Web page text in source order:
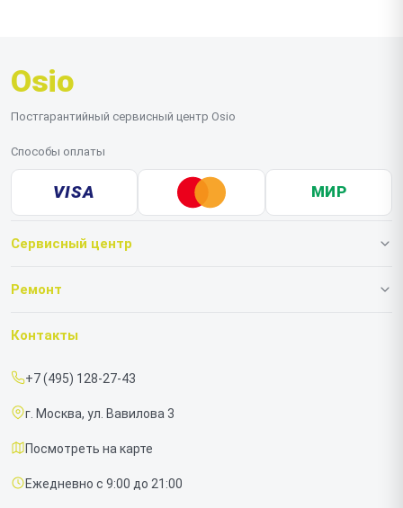
Osio
Постгарантийный сервисный центр Osio
Способы оплаты
VISA МИР
Сервисный центр
О нашем сервисе
Срочный ремонт
Доставка и способы оплаты
Диагностика
Контакты
Ремонт
Ноутбуков
Контакты
+7 (495) 128-27-43
г. Москва, ул. Вавилова 3
Посмотреть на карте
Ежедневно с 9:00 до 21:00